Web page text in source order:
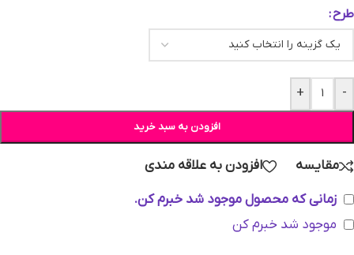
طرح
-
+
افزودن به سبد خرید
مقایسه
افزودن به علاقه مندی
زمانی که محصول موجود شد خبرم کن.
موجود شد خبرم کن